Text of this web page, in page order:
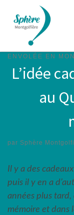
Aller au contenu
ENVOLÉE EN
L’idée
au
par Sphère
Il y a des
puis il y en a
années plus tard,
mémoire et dans